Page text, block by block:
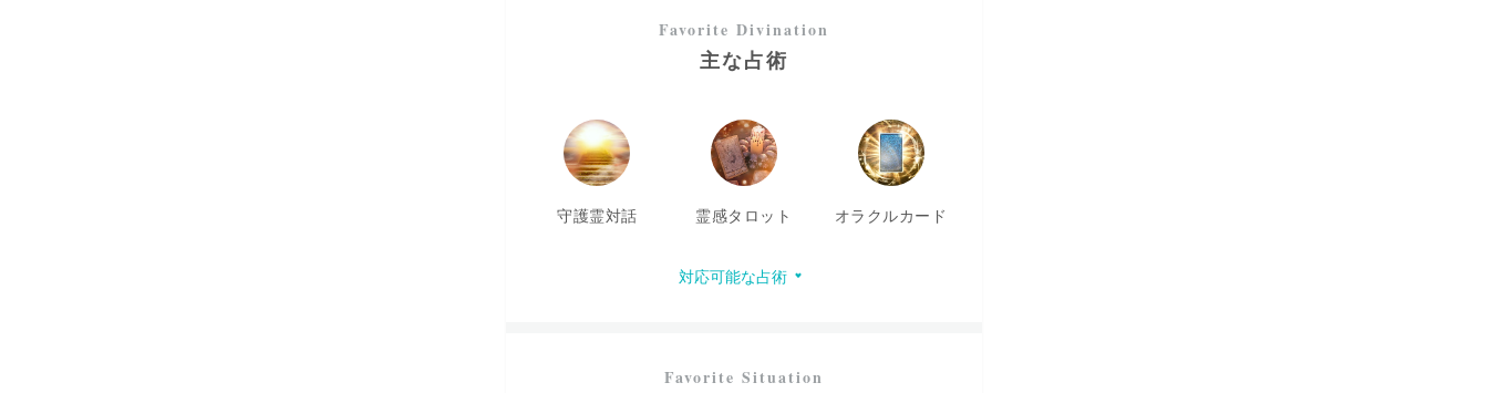
なたの人生に影響を与えているパターンや、新たな未来の
才能を見つけていきます。
で、新しい視点や可能性が見えてくるはずです。
鑑定中はリラックスしていただけるように心がけています
小さなことでもお気軽にご相談ください。
私があなたの新しい一歩を踏み出すためのお力になれれば
主な占術
守護霊対話 霊感タロット オラクルカード
対応可能な占術